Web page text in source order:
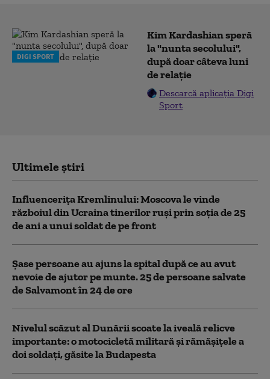
DIGI SPORT
Kim Kardashian speră
la "nunta secolului",
după doar câteva luni
de relație
Descarcă aplicația Digi
Sport
Ultimele știri
Influencerița Kremlinului: Moscova le vinde
războiul din Ucraina tinerilor ruși prin soția de 25
de ani a unui soldat de pe front
Șase persoane au ajuns la spital după ce au avut
nevoie de ajutor pe munte. 25 de persoane salvate
de Salvamont în 24 de ore
Nivelul scăzut al Dunării scoate la iveală relicve
importante: o motocicletă militară și rămășițele a
doi soldați, găsite la Budapesta